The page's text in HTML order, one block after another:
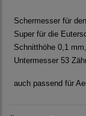
Schermesser für
Super für die
Schnitthöhe 0,1 mm,
Untermesser 53
auch passend für